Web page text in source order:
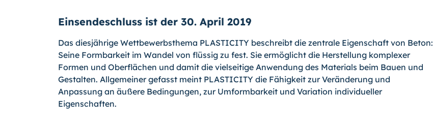
Einsendeschluss ist der 30. April 2019
Das diesjährige Wettbewerbsthema PLASTICITY beschreibt die zentrale Eigenschaft von Beton:
Seine Formbarkeit im Wandel von flüssig zu fest. Sie ermöglicht die Herstellung komplexer
Formen und Oberflächen und damit die vielseitige Anwendung des Materials beim Bauen und
Gestalten. Allgemeiner gefasst meint PLASTICITY die Fähigkeit zur Veränderung und
Anpassung an äußere Bedingungen, zur Umformbarkeit und Variation individueller
Eigenschaften.